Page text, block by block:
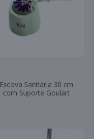
Escova Sanitária 30 cm
com Suporte Goulart